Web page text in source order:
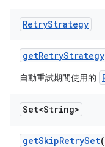
RetryStrategy
getRetryStrategy
自動重試期間使用的
Set<String>
getSkipRetrySet